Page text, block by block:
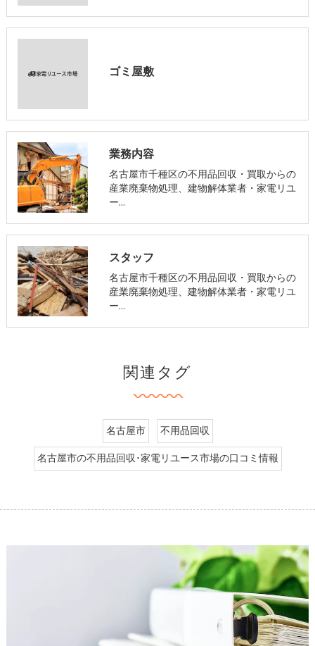
ゴミ屋敷
業務内容
名古屋市千種区の不用品回収・買取からの
産業廃棄物処理、建物解体業者・家電リユ
ー…
スタッフ
名古屋市千種区の不用品回収・買取からの
産業廃棄物処理、建物解体業者・家電リユ
ー…
関連タグ
名古屋市
不用品回収
名古屋市の不用品回収･家電リユース市場の口コミ情報